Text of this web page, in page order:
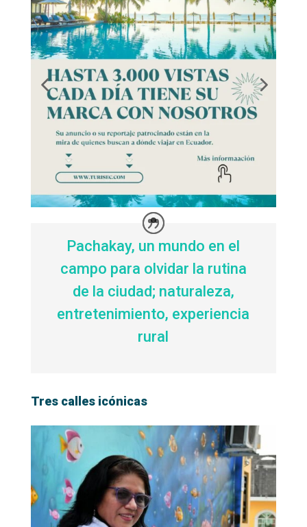
Pachakay, un mundo en el
campo para olvidar la rutina
de la ciudad; naturaleza,
entretenimiento, experiencia
rural
Tres calles icónicas